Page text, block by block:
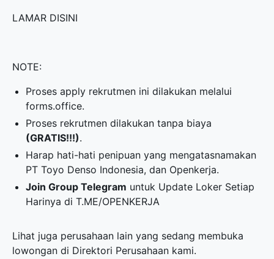
LAMAR DISINI
NOTE:
Proses apply rekrutmen ini dilakukan melalui
forms.office.
Proses rekrutmen dilakukan tanpa biaya
(GRATIS!!!).
Harap hati-hati penipuan yang mengatasnamakan
PT Toyo Denso Indonesia, dan Openkerja.
Join Group Telegram untuk Update Loker Setiap
Harinya diT.ME/OPENKERJA
Lihat juga perusahaan lain yang sedang membuka
lowongan di Direktori Perusahaan kami.